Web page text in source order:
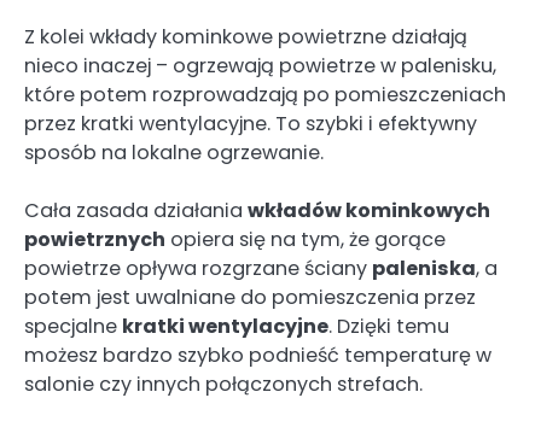
Z kolei wkłady kominkowe powietrzne działają
nieco inaczej – ogrzewają powietrze w palenisku,
które potem rozprowadzają po pomieszczeniach
przez kratki wentylacyjne. To szybki i efektywny
sposób na lokalne ogrzewanie.
Cała zasada działania wkładów kominkowych
powietrznych opiera się na tym, że gorące
powietrze opływa rozgrzane ściany paleniska, a
potem jest uwalniane do pomieszczenia przez
specjalne kratki wentylacyjne. Dzięki temu
możesz bardzo szybko podnieść temperaturę w
salonie czy innych połączonych strefach.